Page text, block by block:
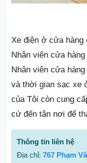
Xe điện ở cửa hàng
Nhân viên cửa
Nhân viên cửa
và thời gian sạc xe
của Tôi còn cung
cứ đến tận nơi để
Thông tin liên hệ
Địa chỉ: 767 Phạm